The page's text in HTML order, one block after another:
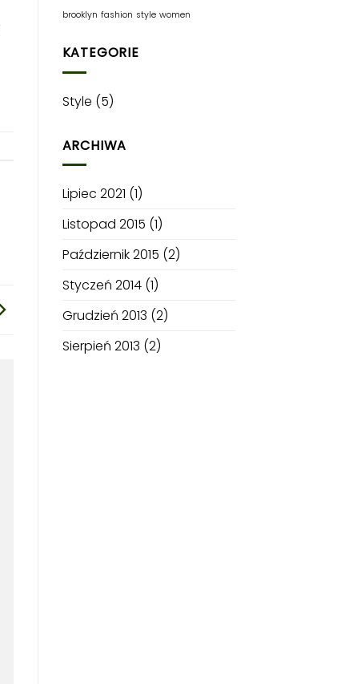
brooklyn fashion style women
KATEGORIE
Style (5)
ARCHIWA
Lipiec 2021 (1)
Listopad 2015 (1)
Październik 2015 (2)
Styczeń 2014(1)
Grudzień 2013 (2)
Sierpień 2013 (2)